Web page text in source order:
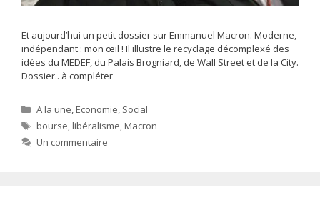
Et aujourd’hui un petit dossier sur Emmanuel Macron. Moderne,
indépendant : mon œil ! Il illustre le recyclage décomplexé des
idées du MEDEF, du Palais Brogniard, de Wall Street et de la City.
Dossier.. à compléter
Catégories
A la une,Economie, Social
Étiquettes
bourse,libéralisme,Macron
Un commentaire